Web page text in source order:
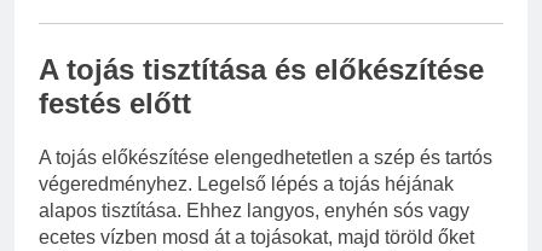
A tojás tisztítása és előkészítése
festés előtt
A tojás előkészítése elengedhetetlen a szép és tartós
végeredményhez. Legelső lépés a tojás héjának
alapos tisztítása. Ehhez langyos, enyhén sós vagy
ecetes vízben mosd át a tojásokat, majd töröld őket